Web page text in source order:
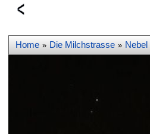
Home » Die Milchstrasse » Nebel